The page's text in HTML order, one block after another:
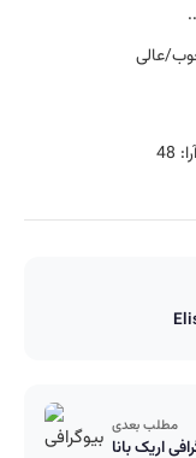
عالی
48
مطلب بعدی